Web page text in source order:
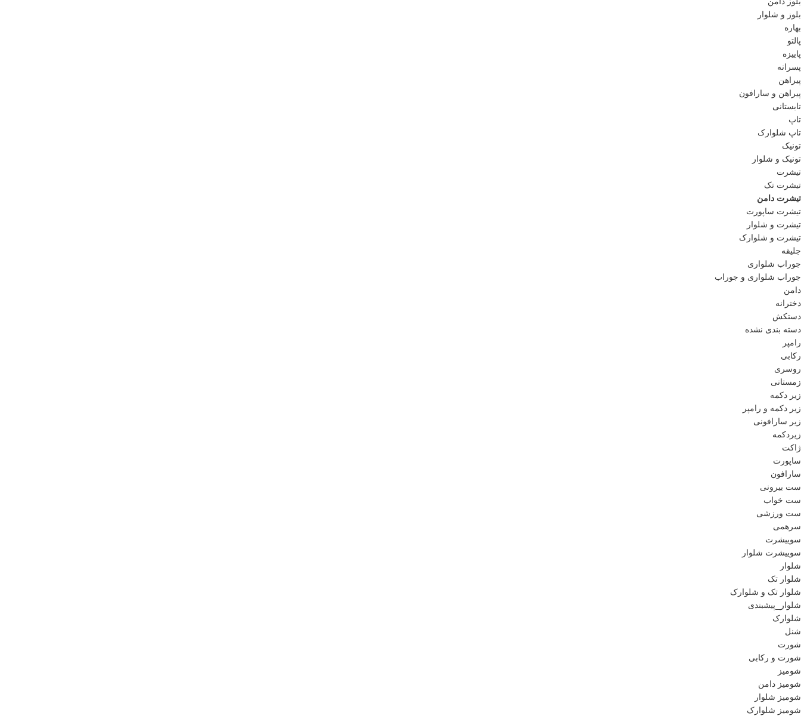
بلوز و شلوار
بهاره
پالتو
پاییزه
پسرانه
پیراهن
پیراهن و سارافون
تابستانی
تاپ
تاپ شلوارک
تونیک
تونیک و شلوار
تیشرت
تیشرت تک
تیشرت دامن
تیشرت ساپورت
تیشرت و شلوار
تیشرت و شلوارک
جلیقه
جوراب شلواری
جوراب شلواری و جوراب
دامن
دخترانه
دستکش
دسته بندی نشده
رامپر
رکابی
روسری
زمستانی
زیر دکمه
زیر دکمه و رامپر
زیر سارافونی
زیردکمه
ژاکت
ساپورت
سارافون
ست بیرونی
ست خواب
ست ورزشی
سرهمی
سوییشرت
سوییشرت شلوار
شلوار
شلوار تک
شلوار تک و شلوارک
شلوار_پیشبندی
شلوارک
شنل
شورت
شورت و رکابی
شومیز
شومیز دامن
شومیز شلوار
شومیز شلوارک